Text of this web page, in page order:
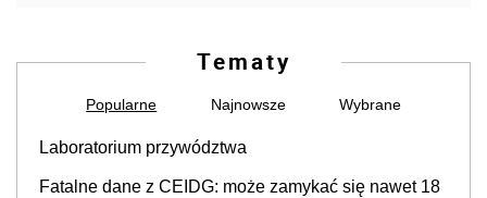
Tematy
Popularne Najnowsze Wybrane
Laboratorium przywództwa
Fatalne dane z CEIDG: może zamykać się nawet 18